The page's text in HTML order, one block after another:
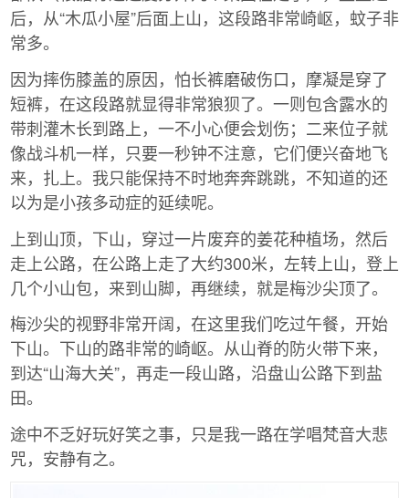
后，从“木瓜小屋”后面上山，这段路非常崎岖，蚊子非
常多。
因为摔伤膝盖的原因，怕长裤磨破伤口，摩凝是穿了
短裤，在这段路就显得非常狼狈了。一则包含露水的
带刺灌木长到路上，一不小心便会划伤；二来位子就
像战斗机一样，只要一秒钟不注意，它们便兴奋地飞
来，扎上。我只能保持不时地奔奔跳跳，不知道的还
以为是小孩多动症的延续呢。
上到山顶，下山，穿过一片废弃的姜花种植场，然后
走上公路，在公路上走了大约300米，左转上山，登上
几个小山包，来到山脚，再继续，就是梅沙尖顶了。
梅沙尖的视野非常开阔，在这里我们吃过午餐，开始
下山。下山的路非常的崎岖。从山脊的防火带下来，
到达“山海大关”，再走一段山路，沿盘山公路下到盐
田。
途中不乏好玩好笑之事，只是我一路在学唱梵音大悲
咒，安静有之。